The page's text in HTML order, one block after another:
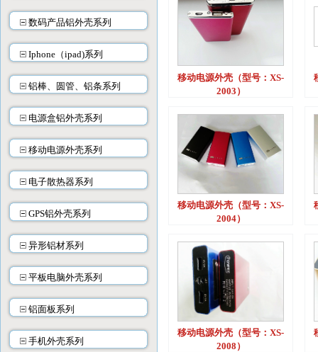
数码产品铝外壳系列
Iphone（ipad)系列
铝棒、圆管、铝条系列
电源盒铝外壳系列
移动电源外壳系列
电子散热器系列
GPS铝外壳系列
异形铝材系列
平板电脑外壳系列
铝面板系列
手机外壳系列
移动电源外壳（型号：XS-
2003）
移动电源外壳（型号：XS-
2004）
移动电源外壳（型号：XS-
2008）